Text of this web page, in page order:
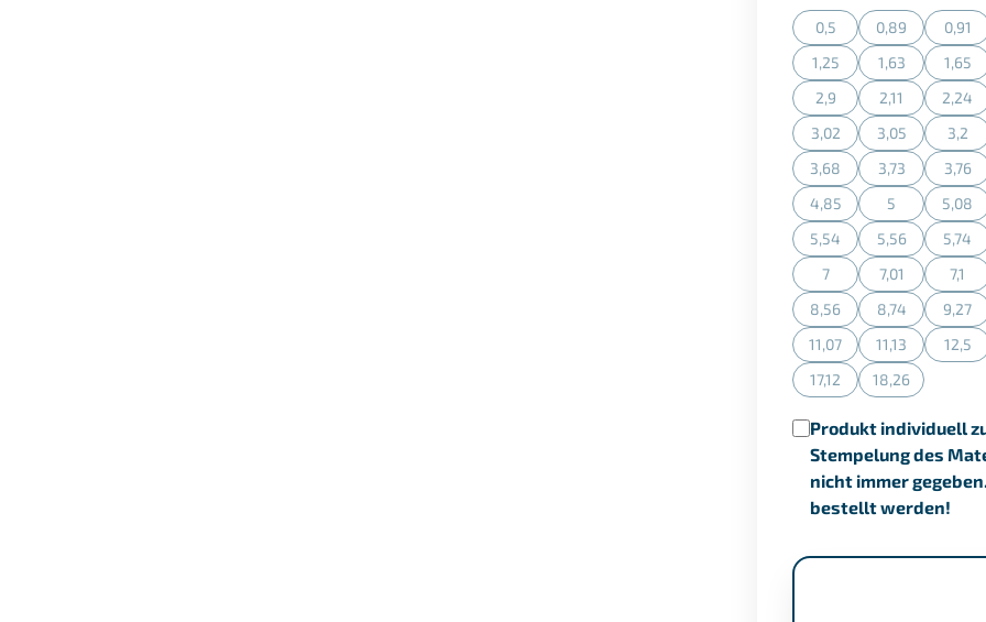
0,5
(Diese Option ist zurzeit
0,89
(Diese Option
0,91
1,25
(Diese Option ist zurzeit
1,63
(Diese Option
1,65
2,9
(Diese Option ist zurzeit
2,11
(Diese Option
2,24
3,02
(Diese Option ist zurzeit
3,05
(Diese Option
3,2
3,68
(Diese Option ist zurzeit
3,73
(Diese Option
3,76
4,85
(Diese Option ist zurzeit
5
(Diese Option
5,08
5,54
(Diese Option ist zurzeit
5,56
(Diese Option
5,74
7
(Diese Option ist zurzeit
7,01
(Diese Option
7,1
8,56
(Diese Option ist zurzeit
8,74
(Diese Option
9,27
11,07
(Diese Option ist zurzeit
11,13
(Diese Option
12,5
17,12
(Diese Option ist zurzeit
18,26
(Diese Option
Produkt individuell
Stempelung des
nicht immer
bestellt werden!